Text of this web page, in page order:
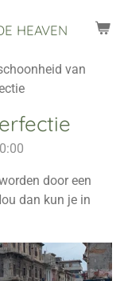
HEAVEN
van
door een
dan kun je in